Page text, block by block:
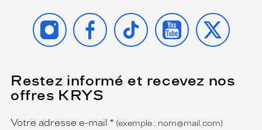
INSTAGRAMFACEBOOK
TIKTOK YOUTUBE
X
Restez informé et recevez nos
offres KRYS
Name
Votre adresse e-mail *
(Ce
champ
est
obligatoire)
(exemple : nom@mail.com)